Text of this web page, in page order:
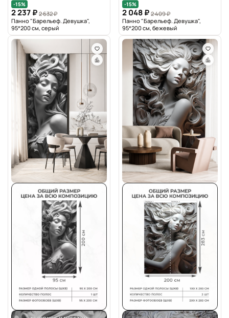
-15%
2 237 ₽ 2 632 ₽
Панно "Барельеф. Девушка",
95*200 см, серый
-15%
2 048 ₽ 2 409 ₽
Панно "Барельеф. Девушка",
95*200 см, бежевый